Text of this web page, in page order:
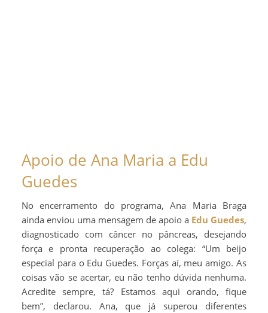
Apoio de Ana Maria a Edu
Guedes
No encerramento do programa, Ana Maria Braga
ainda enviou uma mensagem de apoio a Edu Guedes,
diagnosticado com câncer no pâncreas, desejando
força e pronta recuperação ao colega: “Um beijo
especial para o Edu Guedes. Forças aí, meu amigo. As
coisas vão se acertar, eu não tenho dúvida nenhuma.
Acredite sempre, tá? Estamos aqui orando, fique
bem”, declarou. Ana, que já superou diferentes